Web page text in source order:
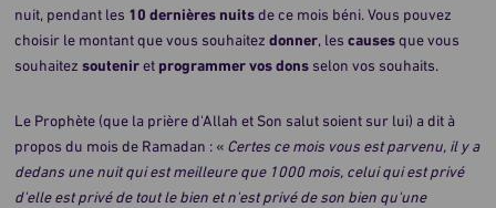
nuit, pendant les 10 dernières nuitsde ce mois béni. Vous pouvez
choisir le montant que vous souhaitezdonner, lescausesque vous
souhaitezsouteniret programmer vos dons selon vos souhaits.
Le Prophète (que la prière d'Allah et Son salut soient sur lui) a dit à
propos du mois de Ramadan : « Certes ce mois vous est parvenu, il y a
dedans une nuit qui est meilleure que 1000 mois, celui qui est privé
d'elle est privé de tout le bien et n'est privé de son bien qu'une